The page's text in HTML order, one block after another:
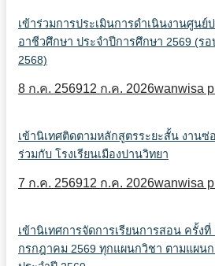
เข้าร่วมการประเมินการดำเนินงานศูนย์
อาชีวศึกษา ประจำปีการศึกษา 2569 (ร
2568)
8 ก.ค. 256912 ก.ค. 2026wanwisa
เข้านิเทศติดตามหลักสูตรระยะสั้น งาน
ร่วมกับ โรงเรียนเมืองปานวิทยา
7 ก.ค. 256912 ก.ค. 2026wanwisa
เข้านิเทศการจัดการเรียนการสอน ครั้ง
กรกฎาคม 2569 ทุกแผนกวิชา ตามแผน